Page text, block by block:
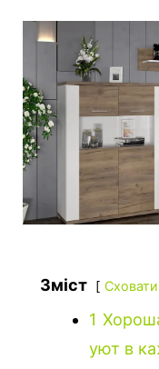
Зміст Сховати
1
уют в